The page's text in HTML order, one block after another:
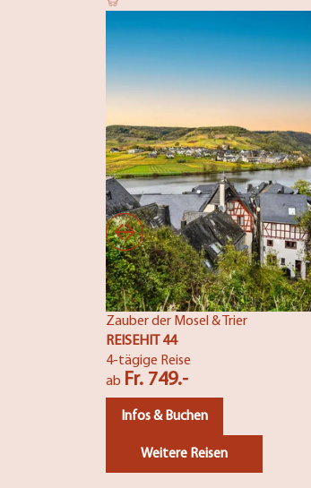
Zauber der Mosel & Trier
REISEHIT 44
4-tägige Reise
ab Fr. 749.-
Infos & Buchen
Weitere Reisen